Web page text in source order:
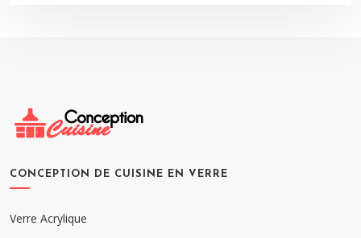
CONCEPTION DE CUISINE EN VERRE
Verre Acrylique